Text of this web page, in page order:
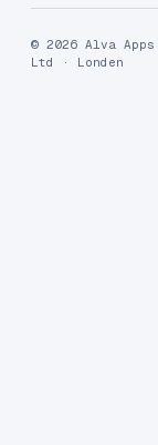
© 2026 Alva Apps
Ltd · Londen